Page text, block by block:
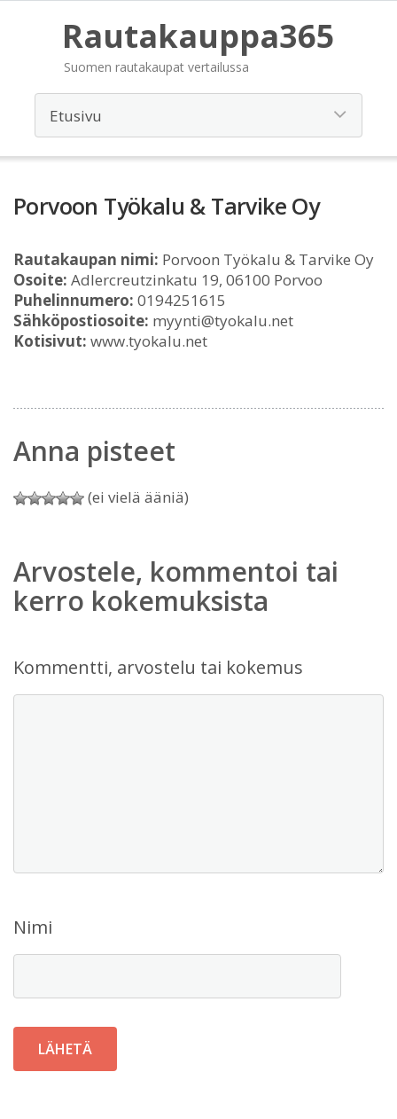
Rautakauppa365
Suomen rautakaupat vertailussa
Porvoon Työkalu & Tarvike Oy
Rautakaupan nimi: Porvoon Työkalu & Tarvike Oy
Osoite: Adlercreutzinkatu 19, 06100 Porvoo
Puhelinnumero: 0194251615
Sähköpostiosoite: myynti@tyokalu.net
Kotisivut: www.tyokalu.net
Anna pisteet
(ei vielä ääniä)
Arvostele, kommentoi tai
kerro kokemuksista
Kommentti, arvostelu tai kokemus
Nimi